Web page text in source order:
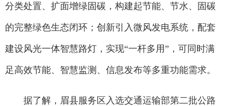
分类处置、扩面增绿固碳，构建起节能、节水、固碳
的完整绿色生态闭环；创新引入微风发电系统，配套
建设风光一体智慧路灯，实现“一杆多用”，可同时满
足高效节能、智慧监测、信息发布等多重功能需求。
据了解，眉县服务区入选交通运输部第二批公路